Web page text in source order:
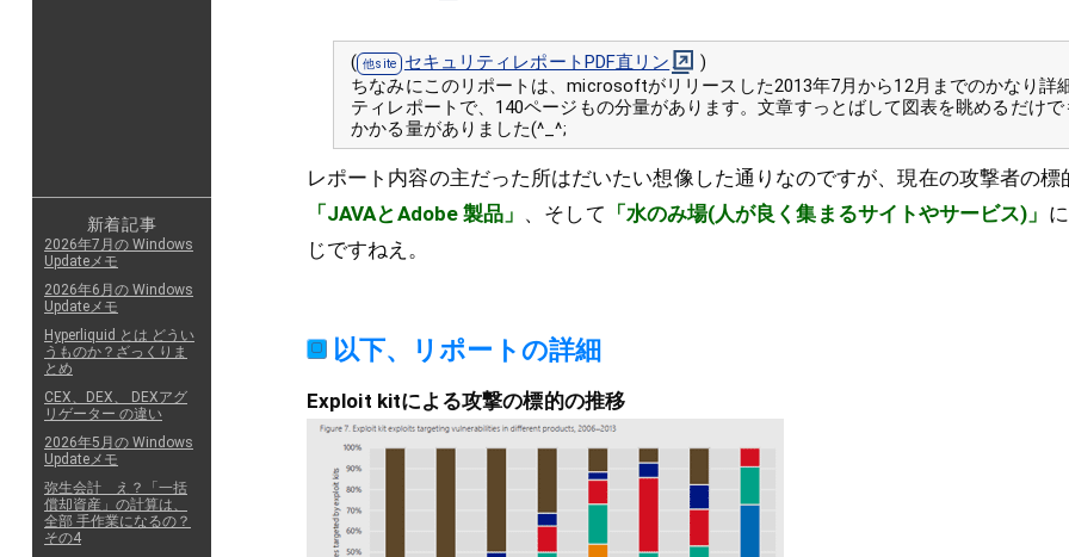
( セキュリティレポートPDF直リン
)
ちなみにこのリポートは、microsoftがリリースした2013年7月から12月までのかなり詳
ティレポートで、140ページもの分量があります。文章すっとばして図表を眺めるだけで
かかる量がありました(^_^;
レポート内容の主だった所はだいたい想像した通りなのですが、現在の攻撃者の標
「JAVAとAdobe 製品」 、そして 「水のみ場(人が良く集まるサイトやサービス)」
じですねえ。
以下、リポートの詳細
Exploit kitによる攻撃の標的の推移
新着記事
2026年7月の Windows
Updateメモ
2026年6月の Windows
Updateメモ
Hyperliquid とは どうい
うものか？ざっくりま
とめ
CEX、DEX、 DEXアグ
リゲーター の違い
2026年5月の Windows
Updateメモ
弥生会計 え？「一括
償却資産」の計算は、
全部 手作業になるの？
その4